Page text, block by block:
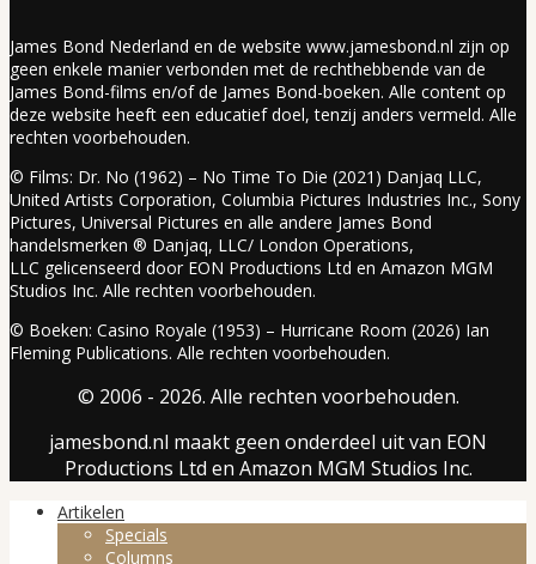
James Bond Nederland en de website www.jamesbond.nl zijn op
geen enkele manier verbonden met de rechthebbende van de
James Bond-films en/of de James Bond-boeken. Alle content op
deze website heeft een educatief doel, tenzij anders vermeld. Alle
rechten voorbehouden.
© Films: Dr. No (1962) – No Time To Die (2021) Danjaq LLC,
United Artists Corporation, Columbia Pictures Industries Inc., Sony
Pictures, Universal Pictures en alle andere James Bond
handelsmerken ® Danjaq, LLC/ London Operations,
LLC gelicenseerd door EON Productions Ltd en Amazon MGM
Studios Inc. Alle rechten voorbehouden.
© Boeken: Casino Royale (1953) – Hurricane Room (2026) Ian
Fleming Publications. Alle rechten voorbehouden.
© 2006 - 2026. Alle rechten voorbehouden.
jamesbond.nl maakt geen onderdeel uit van EON
Productions Ltd en Amazon MGM Studios Inc.
Artikelen
Specials
Columns